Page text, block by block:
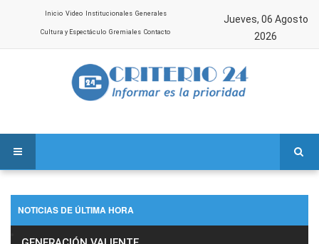
Inicio Video Institucionales Generales
Cultura y Espectáculo Gremiales Contacto
Jueves, 06 Agosto
2026
NOTICIAS DE ÚLTIMA HORA